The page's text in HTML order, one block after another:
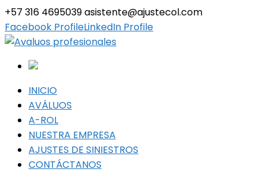
+57 316 4695039asistente@ajustecol.com
Facebook ProfileLinkedIn Profile
INICIO
AVÁLUOS
A-ROL
NUESTRA EMPRESA
AJUSTES DE SINIESTROS
CONTÁCTANOS